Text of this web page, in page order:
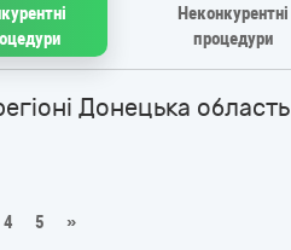
Неконкурентні
процедури
Донецька область
4 5 »